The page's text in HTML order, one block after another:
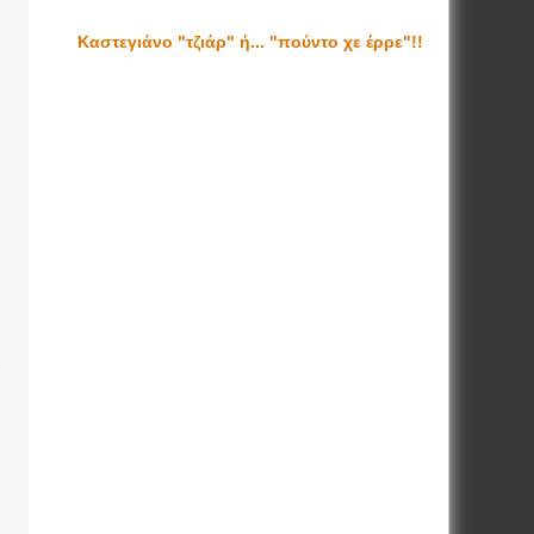
Καστεγιάνο "τζιάρ" ή... "πούντο χε έρρε"!!